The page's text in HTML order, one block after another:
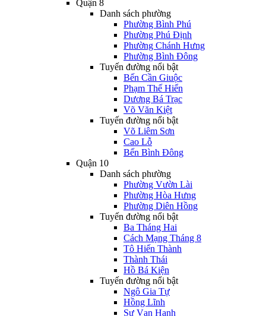
Quận 8
Danh sách phường
Phường Bình Phú
Phường Phú Định
Phường Chánh Hưng
Phường Bình Đông
Tuyến đường nổi bật
Bến Cần Giuộc
Phạm Thế Hiển
Dương Bá Trạc
Võ Văn Kiệt
Tuyến đường nổi bật
Võ Liêm Sơn
Cao Lỗ
Bến Bình Đông
Quận 10
Danh sách phường
Phường Vườn Lài
Phường Hòa Hưng
Phường Diên Hồng
Tuyến đường nổi bật
Ba Tháng Hai
Cách Mạng Tháng 8
Tô Hiến Thành
Thành Thái
Hồ Bá Kiện
Tuyến đường nổi bật
Ngô Gia Tự
Hồng Lĩnh
Sư Vạn Hạnh